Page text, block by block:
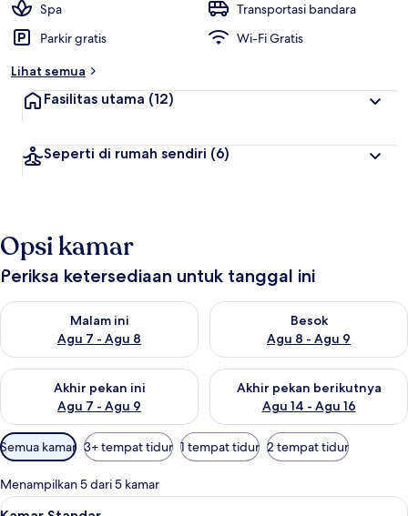
Spa
Transportasi bandara
Parkir gratis
Wi-Fi Gratis
Lihat semua
Fasilitas utama (12)
Seperti di rumah sendiri (6)
Opsi kamar
Periksa ketersediaan untuk tanggal ini
Malam ini
Agu 7 - Agu 8
Periksa ketersediaan untuk malam ini Agu 7 - Agu 8
Besok
Agu 8 - Agu 9
Periksa ketersediaan untuk
Akhir pekan ini
Agu 7 - Agu 9
Periksa ketersediaan untuk akhir pekan ini Agu 7 - Agu 9
Akhir pekan berikutnya
Agu 14 - Agu 16
Periksa ketersediaan untuk
Filter
tersedia
untuk
kamar
Semua kamar 3+ tempat tidur 1 tempat tidur 2 tempat tidur
Menampilkan 5 dari 5 kamar
Lihat
Kamar Standar | Minibar gratis,
4